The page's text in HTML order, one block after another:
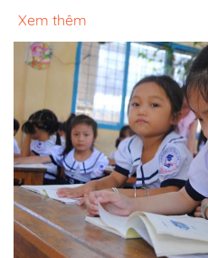
Xem thêm